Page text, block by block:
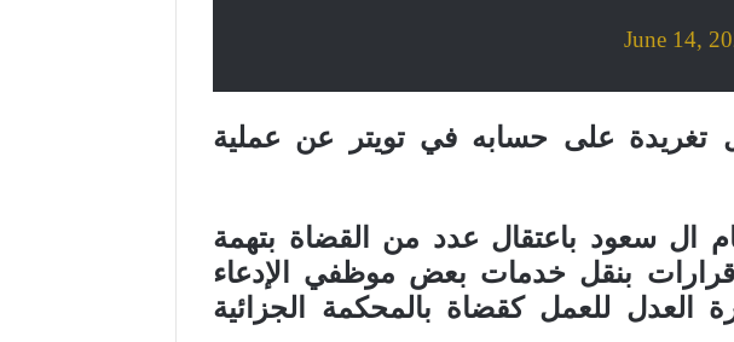
June 14,
تغريدة على حسابه في تويتر عن عملية
ال سعود باعتقال عدد من القضاة بتهمة
بنقل خدمات بعض موظفي الإدعاء
العدل للعمل كقضاة بالمحكمة الجزائية